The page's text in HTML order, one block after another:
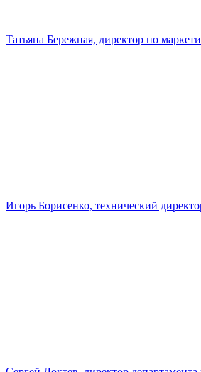
Татьяна Бережная, директор по
Игорь Борисенко, технический